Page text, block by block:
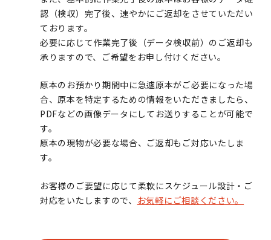
認（検収）完了後、速やかにご返却をさせていただい
ております。
必要に応じて作業完了後（データ検収前）のご返却も
承りますので、ご希望をお申し付けください。
原本のお預かり期間中に急遽原本がご必要になった場
合、原本を特定するための情報をいただきましたら、
PDFなどの画像データにしてお送りすることが可能で
す。
原本の現物が必要な場合、ご返却もご対応いたしま
す。
お客様のご要望に応じて柔軟にスケジュール設計・ご
対応をいたしますので、
お気軽にご相談ください。